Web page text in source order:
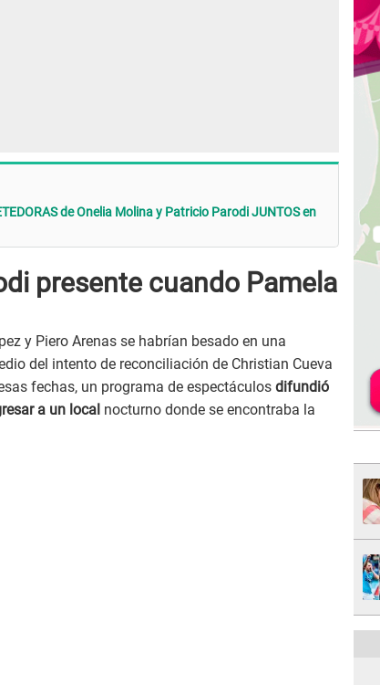
de Onelia Molina y Patricio Parodi JUNTOS en
presente cuando Pamela
y Piero Arenas se habrían besado en una
del intento de reconciliación de Christian Cueva
fechas, un programa de espectáculos difundió
a un local nocturno donde se encontraba la